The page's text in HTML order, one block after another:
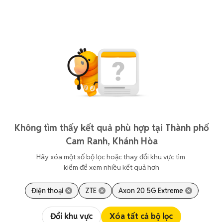
Không tìm thấy kết quả phù hợp tại Thành phố
Cam Ranh, Khánh Hòa
Hãy xóa một số bộ lọc hoặc thay đổi khu vực tìm
kiếm để xem nhiều kết quả hơn
Điện thoại ZTE Axon 20 5G Extreme
Đổi khu vực Xóa tất cả bộ lọc